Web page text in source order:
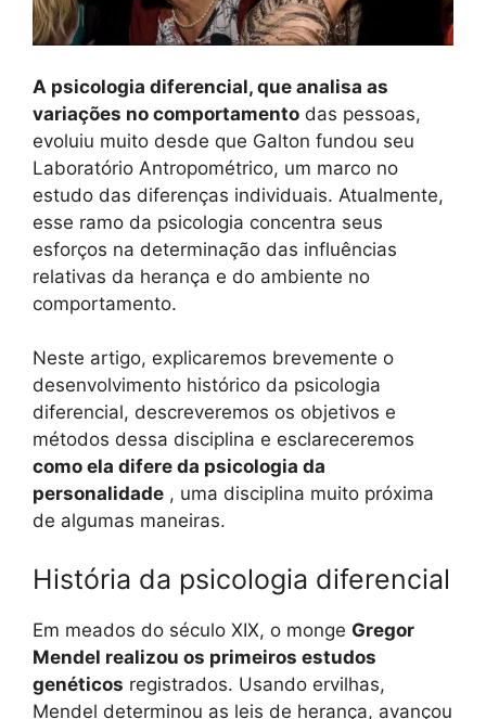
A psicologia diferencial, que analisa as
variações no comportamento das pessoas,
evoluiu muito desde que Galton fundou seu
Laboratório Antropométrico, um marco no
estudo das diferenças individuais. Atualmente,
esse ramo da psicologia concentra seus
esforços na determinação das influências
relativas da herança e do ambiente no
comportamento.
Neste artigo, explicaremos brevemente o
desenvolvimento histórico da psicologia
diferencial, descreveremos os objetivos e
métodos dessa disciplina e esclareceremos
como ela difere da psicologia da
personalidade , uma disciplina muito próxima
de algumas maneiras.
História da psicologia diferencial
Em meados do século XIX, o monge Gregor
Mendel realizou os primeiros estudos
genéticos registrados. Usando ervilhas,
Mendel determinou as leis de herança, avançou